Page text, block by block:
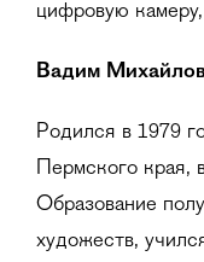
цифровую
Вадим
Родился в 1979
Пермского края,
Образование
художеств,